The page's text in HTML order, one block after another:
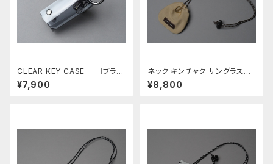
CLEAR KEY CASE □ブラッ
ク□
¥7,900
ネック キンチャク サングラスホ
ルダー □チノ ベージュ・カスタ
ーニョ□
¥8,800